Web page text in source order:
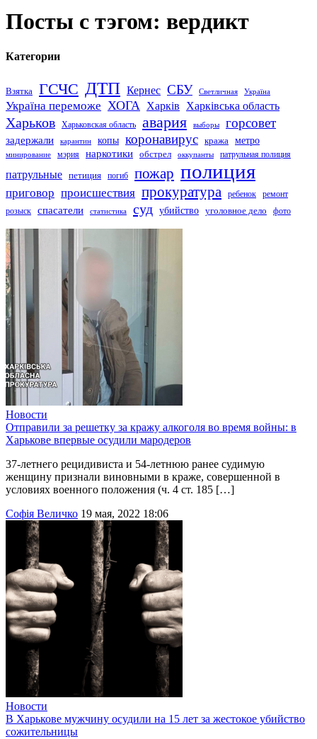
Посты с тэгом: вердикт
Категории
Взятка ГСЧС ДТП Кернес СБУ Светличная Україна
Україна переможе ХОГА Харків Харківська область
Харьков Харьковская область авария выборы горсовет
задержали карантин копы коронавирус кража метро
минирование мэрия наркотики обстрел оккупанты патрульная полиция
патрульные петиция погиб пожар полиция
приговор происшествия прокуратура ребенок
ремонт
розыск
спасатели статистика суд убийство уголовное дело фото
Новости
Отправили за решетку за кражу алкоголя во время войны: в
Харькове впервые осудили мародеров
37-летнего рецидивиста и 54-летнюю ранее судимую
женщину признали виновными в краже, совершенной в
условиях военного положения (ч. 4 ст. 185 […]
Софія Величко 19 мая, 2022 18:06
Новости
В Харькове мужчину осудили на 15 лет за жестокое убийство
сожительницы